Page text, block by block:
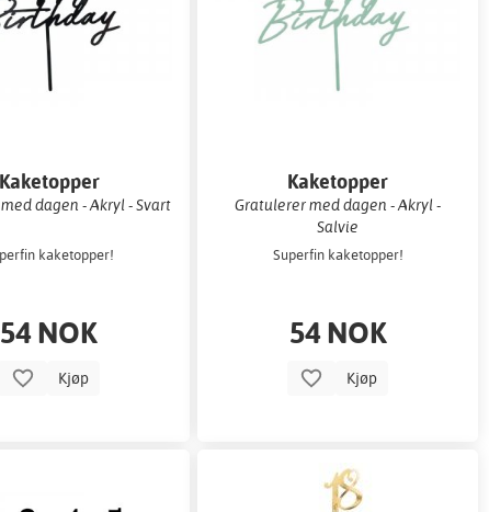
Kaketopper
dagen - Akryl - Svart
kaketopper!
54 NOK
Kjøp
Kaketopper
Gratulerer med dagen - Akryl -
Salvie
Superfin kaketopper!
54 NOK
Kjøp